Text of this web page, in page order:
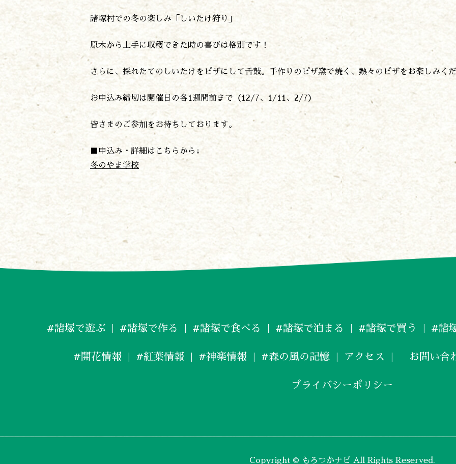
諸塚村での冬の楽しみ「しいたけ狩り」
原木から上手に収穫できた時の喜びは格別です！
さらに、採れたてのしいたけをピザにして舌鼓。手作りのピザ窯で焼く、熱々のピザをお楽しみく
お申込み締切は開催日の各1週間前まで（12/7、1/11、2/7）
皆さまのご参加をお待ちしております。
■申込み・詳細はこちらから↓
冬のやま学校
#諸塚で遊ぶ #諸塚で作る #諸塚で食べる #諸塚で泊まる #諸塚で買う #諸
#開花情報 #紅葉情報 #神楽情報 #森の風の記憶 アクセス お問い合
プライバシーポリシー
Copyright © もろつかナビ All Rights Reserved.